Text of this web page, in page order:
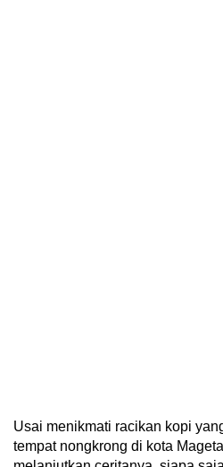
Usai menikmati racikan kopi
tempat nongkrong di kota